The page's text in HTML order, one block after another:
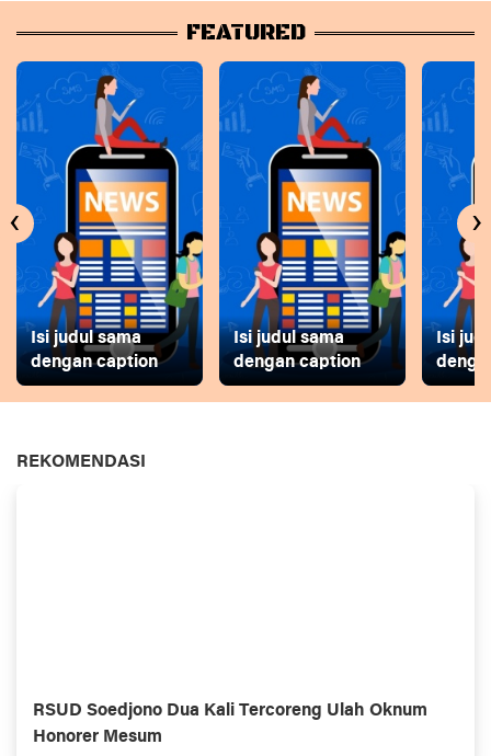
FEATURED
Isi judul sama
dengan caption
Isi judul sama
dengan caption
Isi
‹ ›
REKOMENDASI
RSUD Soedjono Dua Kali Tercoreng Ulah Oknum
Honorer Mesum